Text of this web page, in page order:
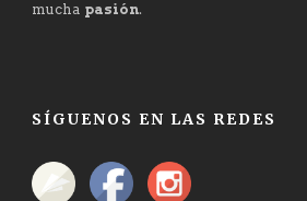
mucha pasión.
SÍGUENOS EN LAS REDES